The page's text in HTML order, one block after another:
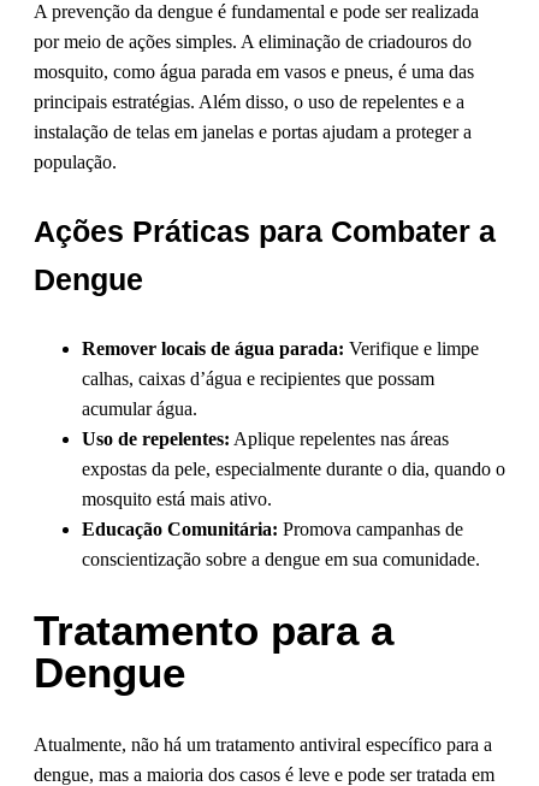
A prevenção da dengue é fundamental e pode ser realizada
por meio de ações simples. A eliminação de criadouros do
mosquito, como água parada em vasos e pneus, é uma das
principais estratégias. Além disso, o uso de repelentes e a
instalação de telas em janelas e portas ajudam a proteger a
população.
Ações Práticas para Combater a
Dengue
Remover locais de água parada: Verifique e limpe
calhas, caixas d’água e recipientes que possam
acumular água.
Uso de repelentes: Aplique repelentes nas áreas
expostas da pele, especialmente durante o dia, quando o
mosquito está mais ativo.
Educação Comunitária: Promova campanhas de
conscientização sobre a dengue em sua comunidade.
Tratamento para a
Dengue
Atualmente, não há um tratamento antiviral específico para a
dengue, mas a maioria dos casos é leve e pode ser tratada em